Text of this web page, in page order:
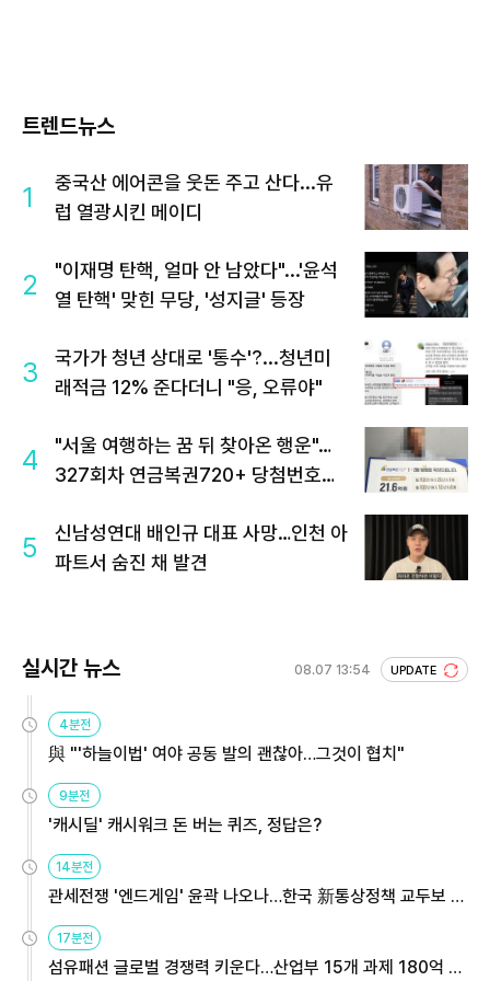
트렌드뉴스
1
중국산 에어콘을 웃돈 주고 산다...유
럽 열광시킨 메이디
2
"이재명 탄핵, 얼마 안 남았다"...'윤석
열 탄핵' 맞힌 무당, '성지글' 등장
3
국가가 청년 상대로 '통수'?...청년미
래적금 12% 준다더니 "응, 오류야"
4
"서울 여행하는 꿈 뒤 찾아온 행운"…
327회차 연금복권720+ 당첨번호조
5
신남성연대 배인규 대표 사망…인천 아
파트서 숨진 채 발견
실시간 뉴스 08.07 13:54 UPDATE
4분전
與 "'하늘이법' 여야 공동 발의 괜찮아…그것이 협치"
9분전
'캐시딜' 캐시워크 돈 버는 퀴즈, 정답은?
14분전
관세전쟁 '엔드게임' 윤곽 나오나…한국 新통상정책 교두보 활
용해야
17분전
섬유패션 글로벌 경쟁력 키운다…산업부 15개 과제 180억 지